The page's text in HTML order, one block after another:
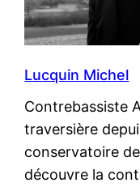
Lucquin Michel
Contrebassiste
traversière
conservatoire
découvre la